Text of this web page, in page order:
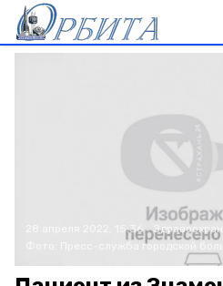
28 апреля 2022, 15:36
Пресс-служба городской